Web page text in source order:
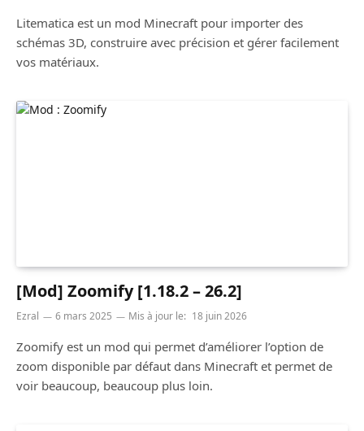
Litematica est un mod Minecraft pour importer des
schémas 3D, construire avec précision et gérer facilement
vos matériaux.
[Mod] Zoomify [1.18.2 – 26.2]
Ezral 6 mars 2025 Mis à jour le: 18 juin 2026
Zoomify est un mod qui permet d’améliorer l’option de
zoom disponible par défaut dans Minecraft et permet de
voir beaucoup, beaucoup plus loin.